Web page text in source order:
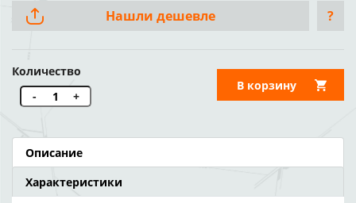
Нашли дешевле ?
Количество
-
+
В корзину
Описание
Характеристики